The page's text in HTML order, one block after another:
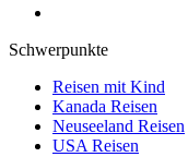
Schwerpunkte
Reisen mit Kind
Kanada Reisen
Neuseeland Reisen
USA Reisen